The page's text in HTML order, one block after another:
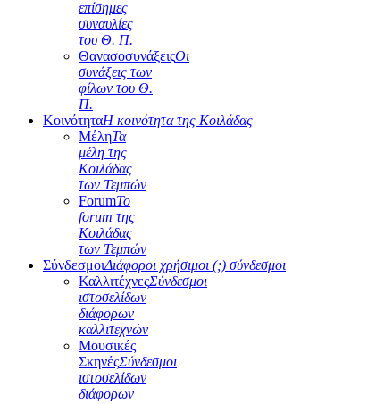
επίσημες
συναυλίες
του Θ. Π.
ΘανασοσυνάξειςΟι
συνάξεις των
φίλων του Θ.
Π.
ΚοινότηταΗ κοινότητα της Κοιλάδας
ΜέληΤα
μέλη της
Κοιλάδας
των Τεμπών
ForumΤο
forum της
Κοιλάδας
των Τεμπών
ΣύνδεσμοιΔιάφοροι χρήσιμοι (;) σύνδεσμοι
ΚαλλιτέχνεςΣύνδεσμοι
ιστοσελίδων
διάφορων
καλλιτεχνών
Μουσικές
ΣκηνέςΣύνδεσμοι
ιστοσελίδων
διάφορων